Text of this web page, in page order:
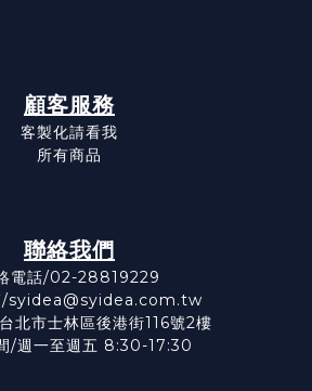
顧客服務
客製化請看我
所有商品
聯絡我們
電話/02-28819229
/syidea@syidea.com.tw
北市士林區後港街116號2樓
/週一至週五 8:30-17:30